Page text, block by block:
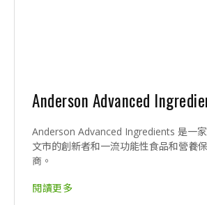
Anderson Advanced
Anderson Advanced Ingredients 是一
文市的創新者和一流功能性食品和營養
商。
閱讀更多